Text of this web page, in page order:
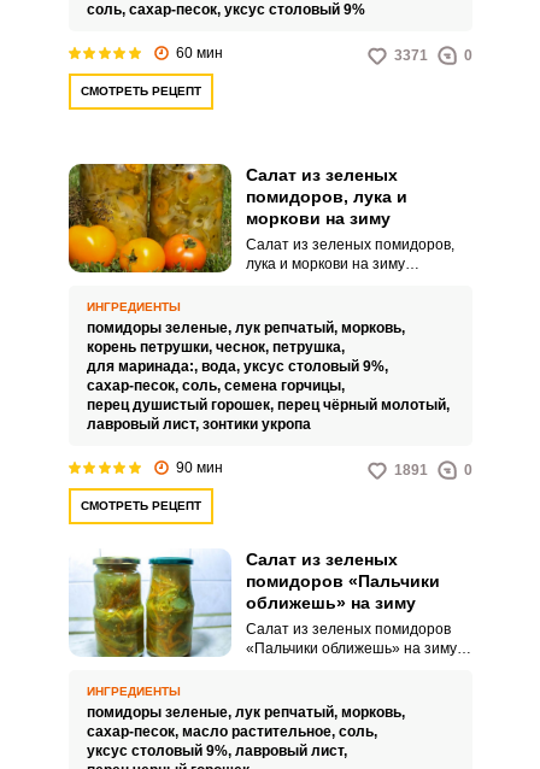
соль, сахар-песок, уксус столовый 9%
60 мин 3371 0
СМОТРЕТЬ РЕЦЕПТ
Салат из зеленых
помидоров, лука и
моркови на зиму
Салат из зеленых помидоров,
лука и моркови на зиму
взгляд могут не представлять
интереса в кулинарии. Однако,
если взяться за дело и
замариновать их, то получится
невероятно аппетитный салат,
который прекрасно дополнит
ИНГРЕДИЕНТЫ
помидоры зеленые, лук репчатый, морковь,
корень петрушки, чеснок, петрушка,
для маринада:, вода, уксус столовый 9%,
сахар-песок, соль, семена горчицы,
перец душистый горошек, перец чёрный молотый,
лавровый лист, зонтики укропа
90 мин 1891 0
СМОТРЕТЬ РЕЦЕПТ
Салат из зеленых
помидоров «Пальчики
оближешь» на зиму
Салат из зеленых помидоров
«Пальчики оближешь» на зиму –
порадует вас своим вкусом и
ароматом. Поэтому, если у вас
осталось много зеленых плодов,
то не спешите их выбрасывать,
ИНГРЕДИЕНТЫ
помидоры зеленые, лук репчатый, морковь,
сахар-песок, масло растительное, соль,
уксус столовый 9%, лавровый лист,